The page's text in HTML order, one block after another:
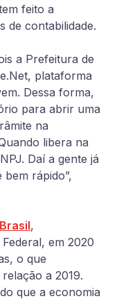
feito a
de contabilidade.
a Prefeitura de
plataforma
Dessa forma,
para abrir uma
na
libera na
Daí a gente já
rápido”,
,
em 2020
o que
a 2019.
que a economia